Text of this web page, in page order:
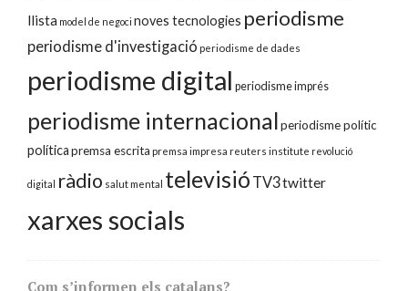
llista model de negoci noves tecnologies periodisme
periodisme d'investigació periodisme de dades
periodisme digital periodisme imprés
periodisme internacionalperiodisme polític
políticapremsa escrita premsa impresa reuters institute revolució
digital ràdio salut mental televisió TV3twitter
xarxes socials
Com s’informen els catalans?